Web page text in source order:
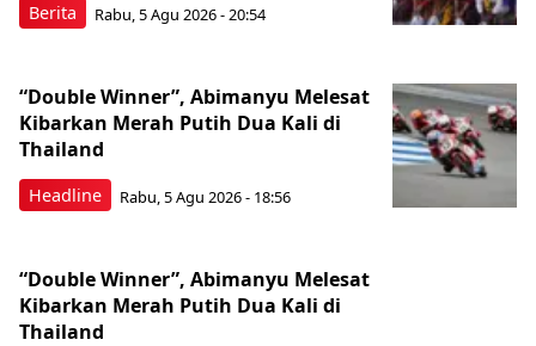
Berita Rabu, 5 Agu 2026 - 20:54
Headline
“Double Winner”, Abimanyu Melesat
Kibarkan Merah Putih Dua Kali di
Thailand
Rabu, 5 Agu 2026 - 18:56
“Double Winner”, Abimanyu Melesat
Kibarkan Merah Putih Dua Kali di
Thailand